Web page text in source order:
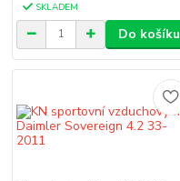
SKLADEM
Do košíku